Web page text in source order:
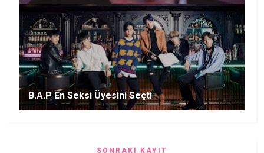
B.A.P En Seksi Üyesini Seçti
SONRAKI KAYIT